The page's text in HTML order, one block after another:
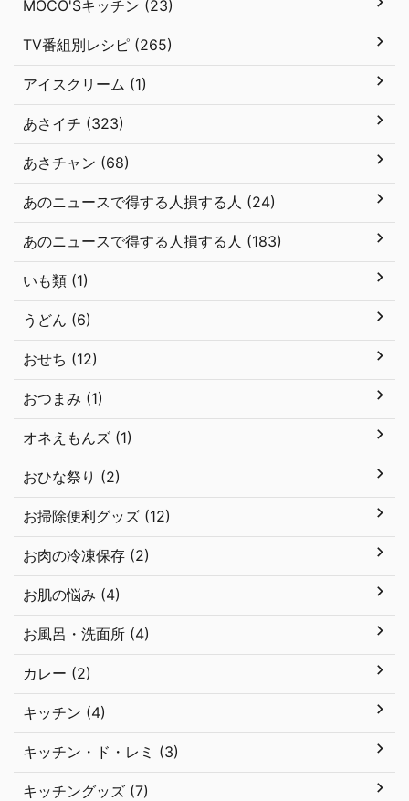
MOCO'Sキッチン (23)
TV番組別レシピ (265)
アイスクリーム (1)
あさイチ (323)
あさチャン (68)
あのニュースで得する人損する人 (24)
あのニュースで得する人損する人 (183)
いも類 (1)
うどん (6)
おせち (12)
おつまみ (1)
オネえもんズ (1)
おひな祭り (2)
お掃除便利グッズ (12)
お肉の冷凍保存 (2)
お肌の悩み (4)
お風呂・洗面所 (4)
カレー (2)
キッチン (4)
キッチン・ド・レミ (3)
キッチングッズ (7)